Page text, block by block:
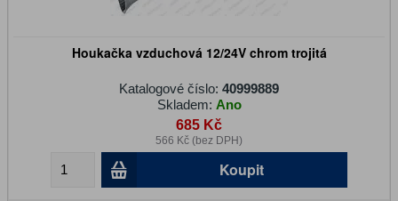
Houkačka vzduchová 12/24V chrom trojitá
Katalogové číslo: 40999889
Skladem: Ano
685 Kč
566 Kč (bez DPH)
Koupit